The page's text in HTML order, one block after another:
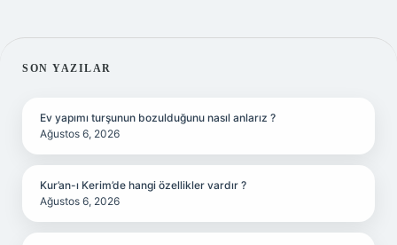
SIDEBAR
SON YAZILAR
Ev yapımı turşunun bozulduğunu nasıl anlarız ?
Ağustos 6, 2026
Kur’an-ı Kerim’de hangi özellikler vardır ?
Ağustos 6, 2026